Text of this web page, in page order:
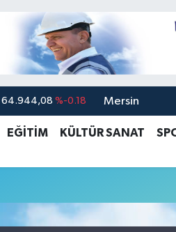
64.944,08 %-0.18
47,7436 %0.18
6660.55 %0.03
13.779 %-14
Mersin
EĞİTİM KÜLTÜR SANAT